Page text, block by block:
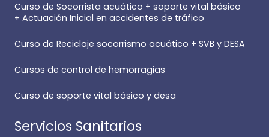
Curso de Socorrista acuático + soporte vital básico
+ Actuación Inicial en accidentes de tráfico
Curso de Reciclaje socorrismo acuático + SVB y DESA
Cursos de control de hemorragias
Curso de soporte vital básico y desa
Servicios Sanitarios